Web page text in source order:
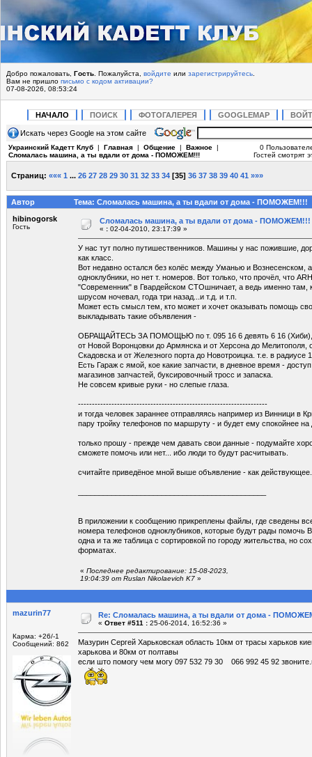
Добро пожаловать, Гость . Пожалуйста, войдите или зарегистрируйтесь
Вам не пришло письмо с кодом активации?
07-08-2026, 08:53:24
НАЧАЛО ПОИСК ФОТОГАЛЕРЕЯ GOOGLEMAP
Искать через Google на этом сайте
Украинский Кадетт Клуб | Главная | Общение | Важное |
Сломалась машина, а ты вдали от дома - ПОМОЖЕМ!!!
0
Гостей смотрят
Страниц: ««« 1 ... 26 27 28 29 30 31 32 33 34 [35] 36 37 38 39 40 41 »»»
Автор
Тема: Сломалась машина, а ты вдали от дома - ПОМОЖЕМ!!!
hibinogorsk
Гость
Сломалась машина, а ты вдали от дома - ПОМОЖЕМ!!!
« : 02-04-2010, 23:17:39 »
У нас тут полно путишественников. Машины у нас пожившие,
как класс.
Вот недавно остался без колёс между Уманью и Вознесенском,
одноклубники, но нет т. номеров. Вот только, что прочёл, что
"Современник" в Гвардейском СТОшничает, а ведь именно там,
шрусом ночевал, года три назад...и т.д. и т.п.
Может есть смысл тем, кто может и хочет оказывать помощь
выкладывать такие объявления -
ОБРАЩАЙТЕСЬ ЗА ПОМОЩЬЮ по т. 095 16 6 девять 6 16 (Хиби),
от Новой Воронцовки до Армянска и от Херсона до Мелитополя,
Скадовска и от Железного порта до Новотроицка. т.е. в радиусе
Есть Гараж с ямой, кое какие запчасти, в дневное время -
магазинов запчастей, буксировочный тросс и запаска.
Не совсем кривые руки - но слепые глаза.
--------------------------------------------------------------------
и тогда человек зараннее отправляясь например из Винници в
пару тройку телефонов по маршруту - и будет ему спокойнее
только прошу - прежде чем давать свои данные - подумайте
сможете помочь или нет... ибо люди то будут расчитывать.
считайте приведёное мной выше объявление - как действующее.
В приложении к сообщению прикреплены файлы, где сведены
номера телефонов одноклубников, которые будут рады помочь
одна и та же таблица с сортировкой по городу жительства, но
форматах.
« Последнее редактирование: 15-08-2023,
19:04:39 от Ruslan Nikolaevich K7 »
mazurin77
Карма: +26/-1
Сообщений: 862
Re: Сломалась машина, а ты вдали от дома -
« Ответ #511 : 25-06-2014, 16:52:36 »
Мазурин Сергей Харьковская область 10км от трасы харьков
харькова и 80км от полтавы
если што помогу чем могу 097 532 79 30 066 992 45 92